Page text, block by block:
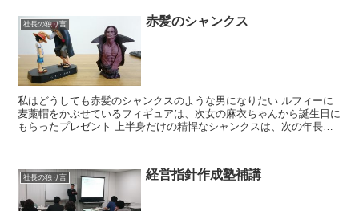
社長の独り言 赤髪のシャンクス
私はどうしても赤髪のシャンクスのような男になりたい ルフィーに
麦藁帽をかぶせているフィギュアは、次女の麻衣ちゃんから誕生日に
もらったプレゼント 上半身だけの精悍なシャンクスは、次の年長女
社長の独り言 経営指針作成塾補講